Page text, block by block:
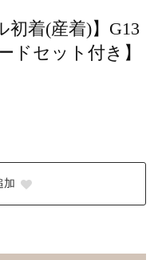
初着(産着)】G13
ドセット付き】
加